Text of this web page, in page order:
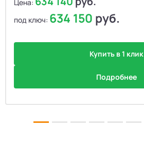
Цена:
под ключ: 634 150 руб.
Купить в 1 клик
Подробнее